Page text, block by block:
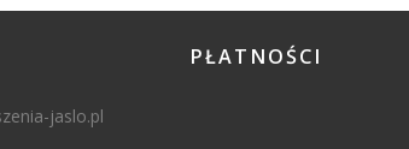
jaslo.pl
PŁATNOŚCI